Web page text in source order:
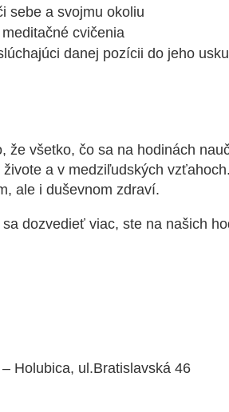
sebe a svojmu okoliu
cvičenia
danej pozícii do jeho
že všetko, čo sa na hodinách
a v medziľudských
ale i duševnom zdraví.
dozvedieť viac, ste na našich
Holubica, ul.Bratislavská 46